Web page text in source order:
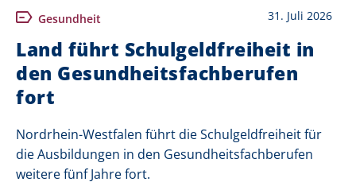
Gesundheit 31. Juli 2026
Land führt Schulgeldfreiheit in
den Gesundheitsfachberufen
fort
Nordrhein-Westfalen führt die Schulgeldfreiheit für
die Ausbildungen in den Gesundheitsfachberufen
weitere fünf Jahre fort.